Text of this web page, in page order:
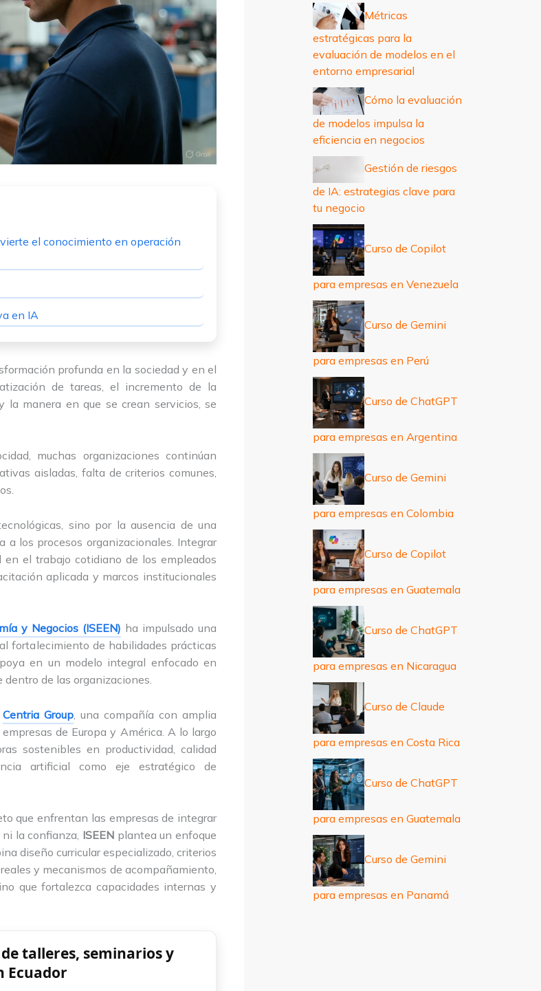
el conocimiento en operación
en IA
profunda en la sociedad y en el
de tareas, el incremento de la
manera en que se crean servicios, se
muchas organizaciones continúan
aisladas, falta de criterios comunes,
sino por la ausencia de una
a los procesos organizacionales. Integrar
el trabajo cotidiano de los empleados
aplicada y marcos institucionales
y Negocios (ISEEN) ha impulsado una
fortalecimiento de habilidades prácticas
en un modelo integral enfocado en
de las organizaciones.
Centria Group , una compañía con amplia
de Europa y América. A lo largo
sostenibles en productividad, calidad
artificial como eje estratégico de
que enfrentan las empresas de integrar
la confianza, ISEEN plantea un enfoque
diseño curricular especializado, criterios
y mecanismos de acompañamiento,
que fortalezca capacidades internas y
talleres, seminarios y
Ecuador
r
:
Métricas
estratégicas para la
evaluación de modelos en el
entorno empresarial
Cómo la evaluación
de modelos impulsa la
eficiencia en negocios
Gestión de riesgos
de IA: estrategias clave para
tu negocio
Curso de Copilot
para empresas en Venezuela
Curso de Gemini
para empresas en Perú
Curso de ChatGPT
para empresas en Argentina
Curso de Gemini
para empresas en Colombia
Curso de Copilot
para empresas en Guatemala
Curso de ChatGPT
para empresas en Nicaragua
Curso de Claude
para empresas en Costa Rica
Curso de ChatGPT
para empresas en Guatemala
Curso de Gemini
para empresas en Panamá